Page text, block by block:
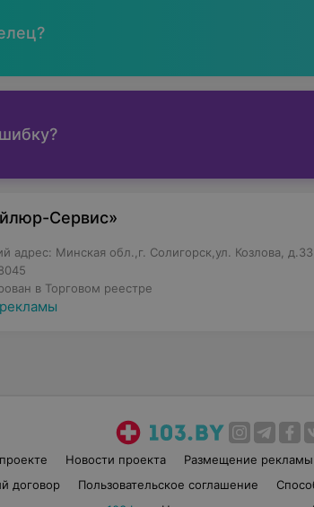
Сервис»
адрес: Минская обл.,г. Солигорск,ул. Козлова,
в Торговом реестре
Новости проекта Размещение рекламы
договор
Пользовательское соглашение